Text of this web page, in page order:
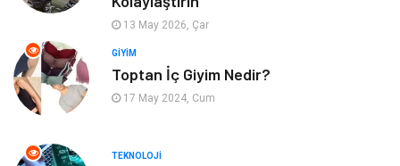
İnternet
Gayrimenkul
Astroloji Müzik
Ev İşleri
13 May 2026, Çar
GIYIM
Toptan İç Giyim Nedir?
17 May 2024, Cum
TEKNOLOJI